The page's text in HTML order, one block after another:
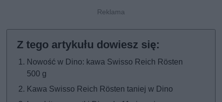
Nowość w Dino: kawa Swisso Reich Rösten
500 g
Kawa Swisso Reich Rösten taniej w Dino